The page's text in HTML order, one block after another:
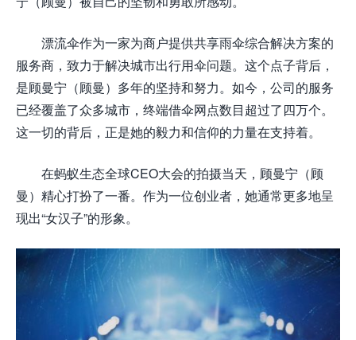
漂流伞作为一家为商户提供共享雨伞综合解决方案的
服务商，致力于解决城市出行用伞问题。这个点子背后，
是顾曼宁（顾曼）多年的坚持和努力。如今，公司的服务
已经覆盖了众多城市，终端借伞网点数目超过了四万个。
这一切的背后，正是她的毅力和信仰的力量在支持着。
在蚂蚁生态全球CEO大会的拍摄当天，顾曼宁（顾
曼）精心打扮了一番。作为一位创业者，她通常更多地呈
现出“女汉子”的形象。